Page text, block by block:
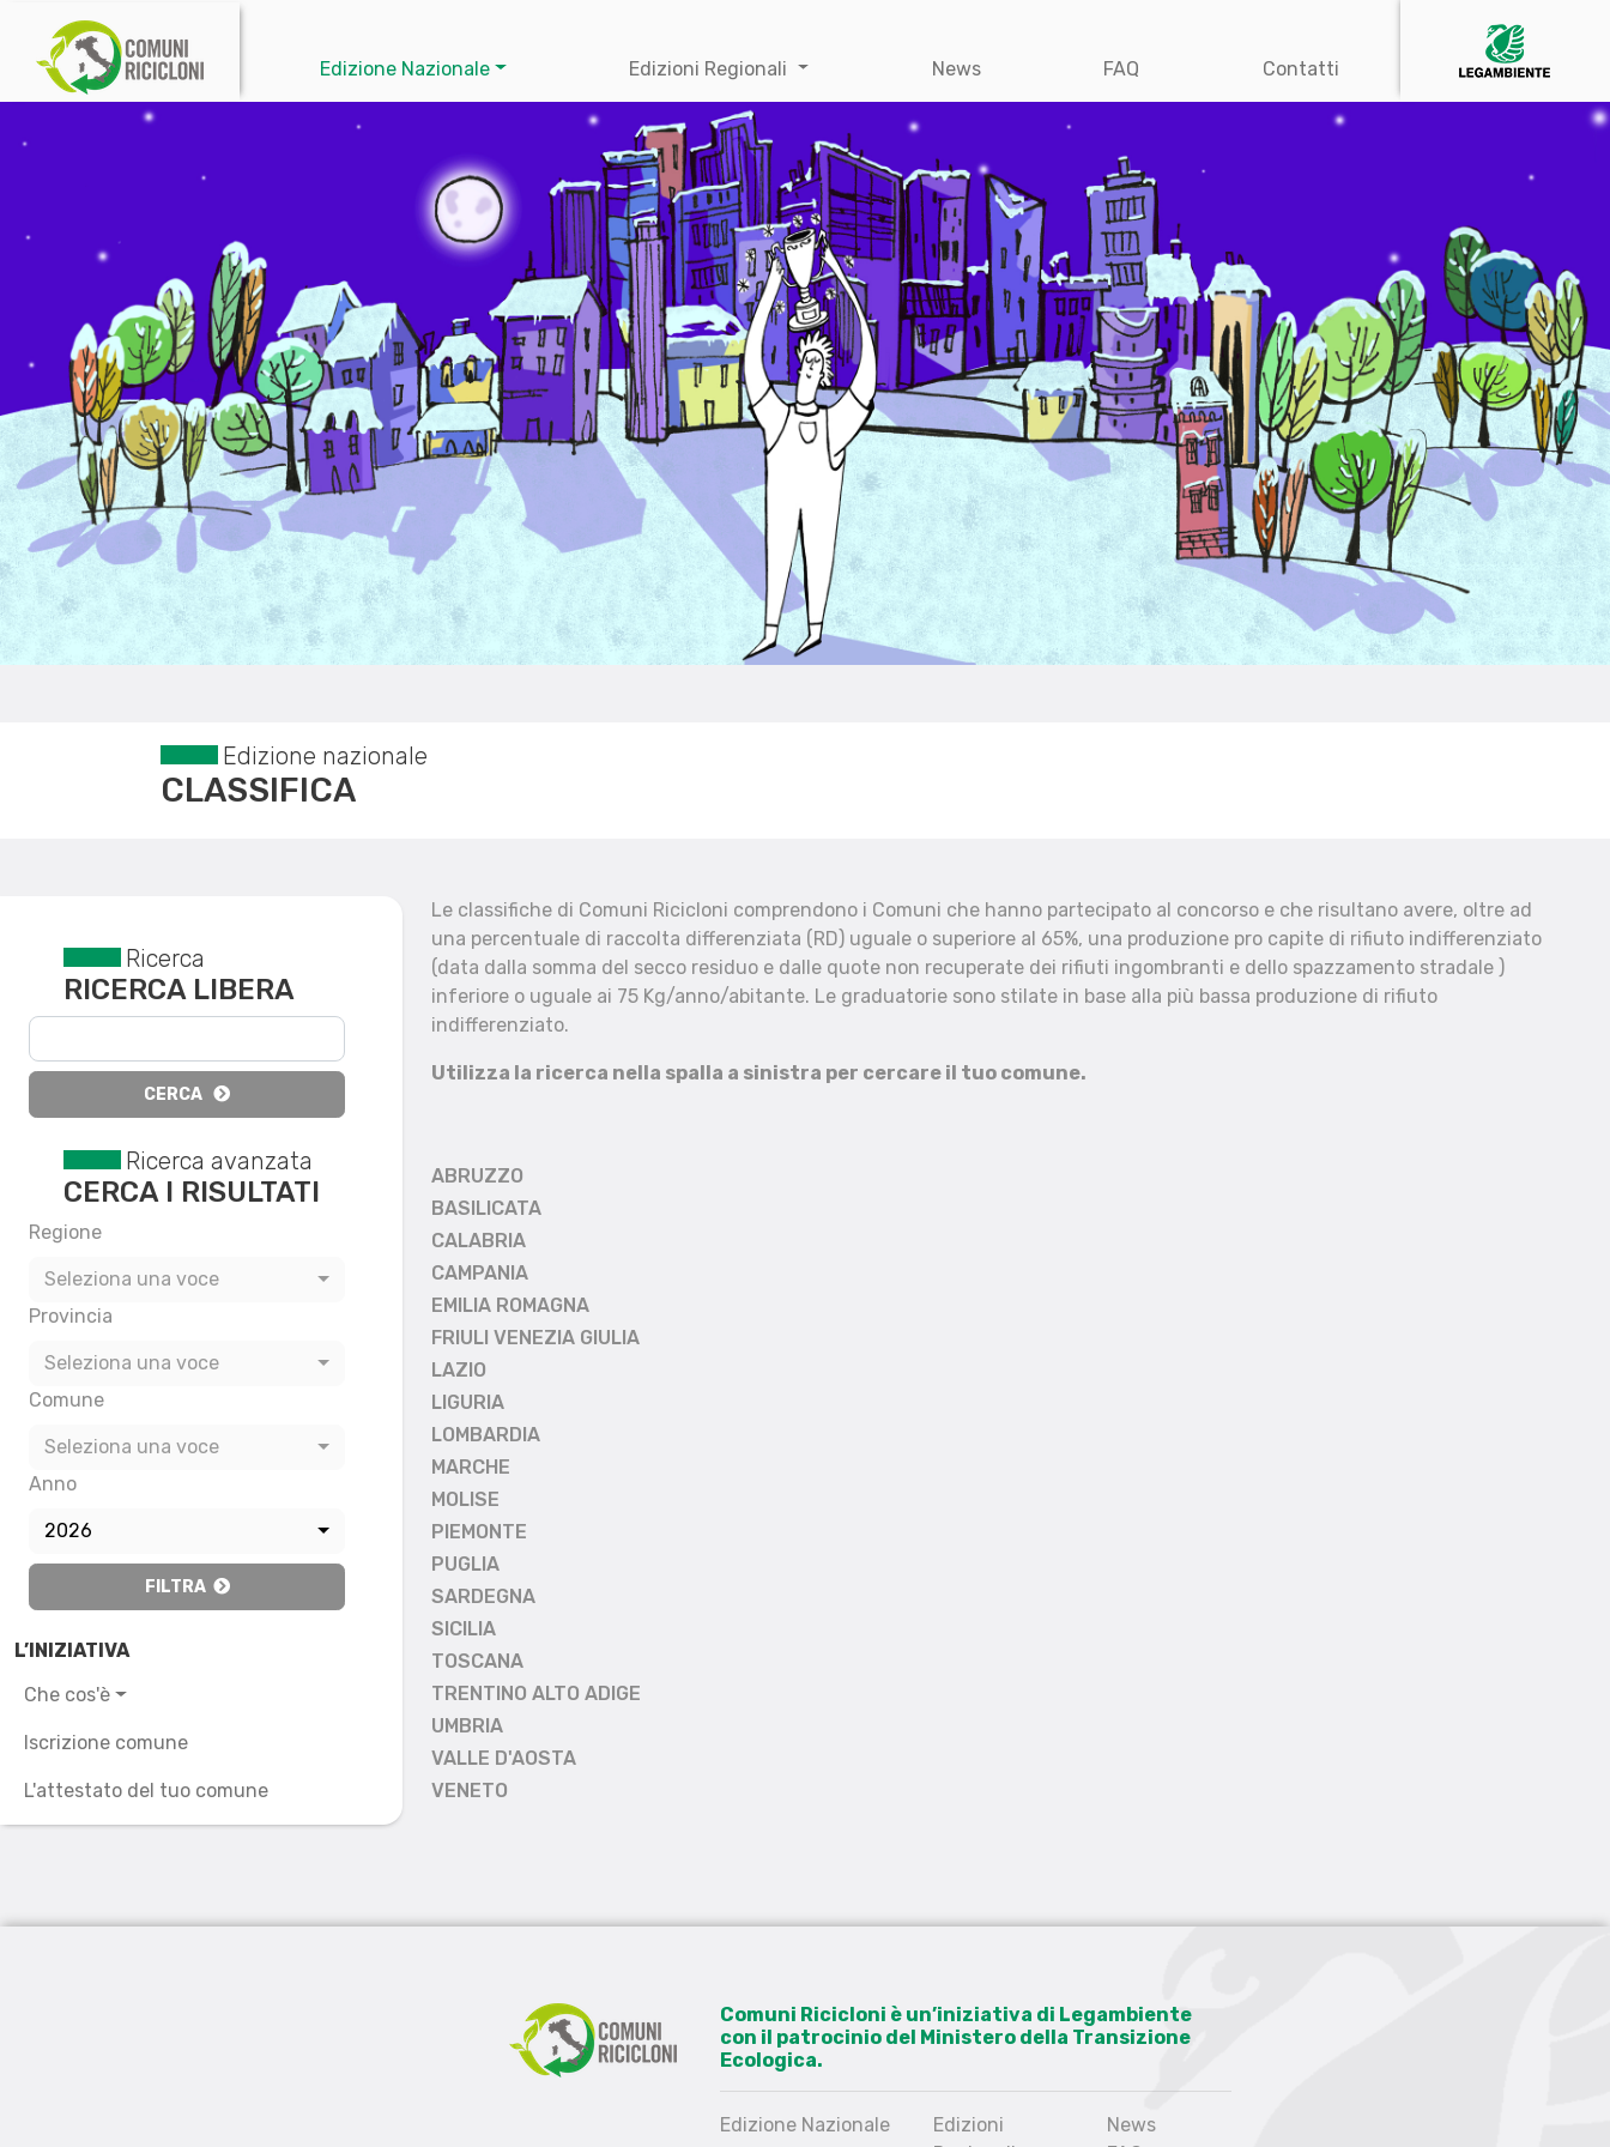
Edizione Nazionale Edizioni Regionali News FAQ Contatti
Edizione nazionale
CLASSIFICA
Reset filtri
Ricerca
RICERCA LIBERA
CERCA
Ricerca avanzata
CERCA I RISULTATI
Regione
Seleziona una voce
Provincia
Seleziona una voce
Comune
Seleziona una voce
Anno
2026
FILTRA
L’INIZIATIVA
Che cos'è
Iscrizione comune
L'attestato del tuo comune
Le classifiche di Comuni Ricicloni comprendono i Comuni che hanno partecipato al concorso e che risultano avere, oltre ad
una percentuale di raccolta differenziata (RD) uguale o superiore al 65%, una produzione pro capite di rifiuto indifferenziato
(data dalla somma del secco residuo e dalle quote non recuperate dei rifiuti ingombranti e dello spazzamento stradale )
inferiore o uguale ai 75 Kg/anno/abitante. Le graduatorie sono stilate in base alla più bassa produzione di rifiuto
indifferenziato.
Utilizza la ricerca nella spalla a sinistra per cercare il tuo comune.
ABRUZZO
BASILICATA
CALABRIA
CAMPANIA
EMILIA ROMAGNA
FRIULI VENEZIA GIULIA
LAZIO
LIGURIA
LOMBARDIA
MARCHE
MOLISE
PIEMONTE
PUGLIA
SARDEGNA
SICILIA
TOSCANA
TRENTINO ALTO ADIGE
UMBRIA
VALLE D'AOSTA
VENETO
Comuni Ricicloni è un’iniziativa di Legambiente
con il patrocinio del Ministero della Transizione
Ecologica.
Edizione Nazionale
Edizioni
News